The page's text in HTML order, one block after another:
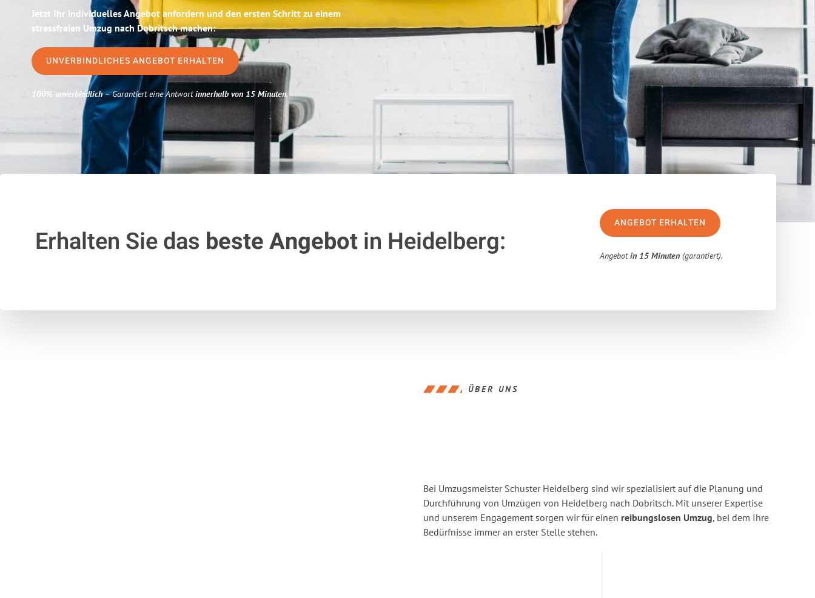
Jetzt Ihr individuelles Angebot anfordern und den ersten Schritt zu einem
stressfreien Umzug nach Dobritsch machen:
UNVERBINDLICHES ANGEBOT ERHALTEN
100% unverbindlich– Garantiert eine Antwortinnerhalb von 15 Minuten.
Erhalten Sie das beste Angebotin Heidelberg:
ANGEBOT ERHALTEN
Angebotin 15 Minuten (garantiert).
ÜBER UNS
Bei Umzugsmeister Schuster Heidelberg sind wir spezialisiert auf die Planung und
Durchführung von Umzügen von Heidelberg nach Dobritsch. Mit unserer Expertise
und unserem Engagement sorgen wir für einen reibungslosen Umzug, bei dem Ihre
Bedürfnisse immer an erster Stelle stehen.